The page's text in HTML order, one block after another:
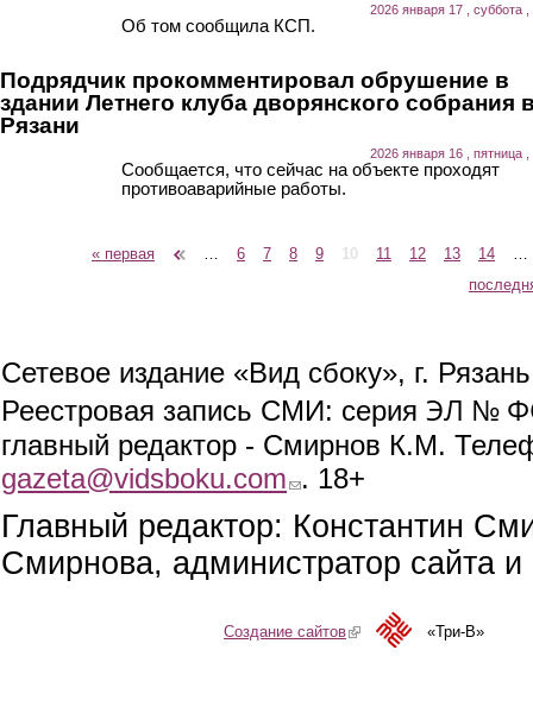
2026 января 17 , суббота ,
Об том сообщила КСП.
Подрядчик прокомментировал обрушение в
здании Летнего клуба дворянского собрания
Рязани
2026 января 16 , пятница ,
Сообщается, что сейчас на объекте проходят
противоаварийные работы.
Страницы« первая 6 7 8 9 10 11 12 13 14
Сетевое издание «Вид сбоку», г.
Реестровая запись СМИ: серия ЭЛ №
главный редактор - Смирнов К.М.
gazeta@vidsboku.com (link sends e-mail)
. 18+
Главный редактор: Константин
Смирнова, администратор сайта
Создание сайтов(link is external)«Три-В»